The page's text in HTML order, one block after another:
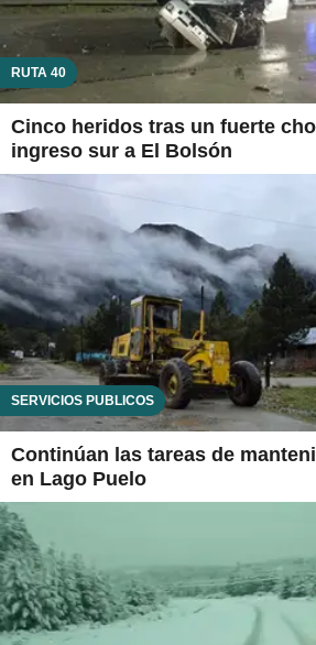
RUTA 40
Cinco heridos tras un fuerte
ingreso sur a El Bolsón
SERVICIOS PÚBLICOS
Continúan las tareas de
en Lago Puelo